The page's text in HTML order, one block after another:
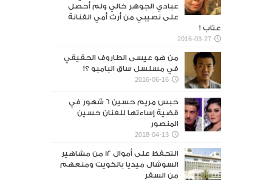
عبادي الجوهر خالي ولم أحصل
على نصيبي من أرث أمي الفنانة
عتاب !
2016-03-27
من هو عيسى الطاروف الحقيقي
في مسلسل ساق البامبو ؟!
2016-06-16
حبس مريم حسين 6 شهور في
قضية إساءتها للفنان حسين
المنصور‎
2018-04-13
التحفظ على أموال 12 من مشاهير
السوشال ميديا بالكويت ومنعهم
من السفر